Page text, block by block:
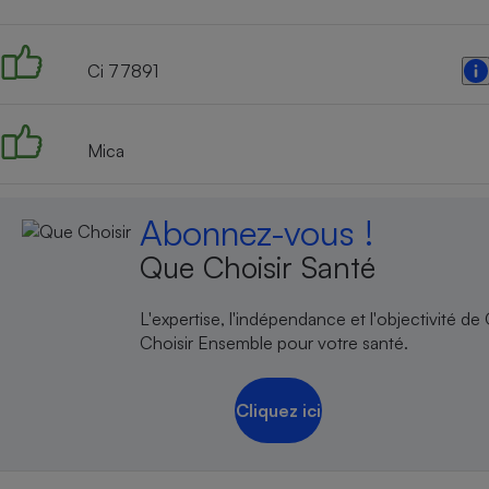
Ci 77891
Mica
Abonnez-vous !
Que Choisir Santé
L'expertise, l'indépendance et l'objectivité de
Choisir Ensemble pour votre santé.
Cliquez ici